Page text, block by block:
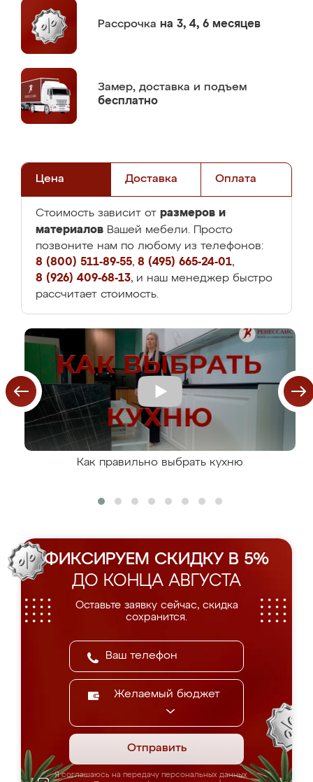
Рассрочка на 3, 4, 6 месяцев
Замер, доставка и подъем
бесплатно
Цена Доставка Оплата
Стоимость зависит от размеров и
материалов Вашей мебели. Просто
позвоните нам по любому из телефонов:
8 (800) 511-89-55, 8 (495) 665-24-01,
8 (926) 409-68-13, и наш менеджер быстро
рассчитает стоимость.
Как правильно выбрать кухню
ФИКСИРУЕМ СКИДКУ В 5%
ДО КОНЦА АВГУСТА
Оставьте заявку сейчас, скидка
сохранится.
Желаемый бюджет
Отправить
Я соглашаюсь на передачу персональных данных